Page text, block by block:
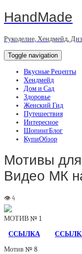
HandMade
Рукоделие, Хендмейд,
Toggle navigation
Вкусные Рецепты
Хендмейд
Дом и Сад
Здоровье
Женский Гид
Путешествия
Интересное
ШопингБлог
КупиОбзор
Мотивы
Видео МК
МОТИВ №
ССЫЛКА
Мотив № 8